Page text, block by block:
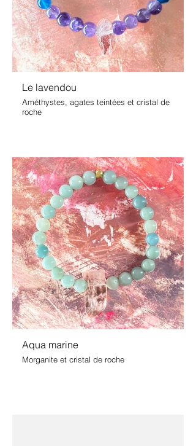
Le lavendou
Améthystes, agates teintées et cristal de
roche
Aqua marine
Morganite et cristal de roche